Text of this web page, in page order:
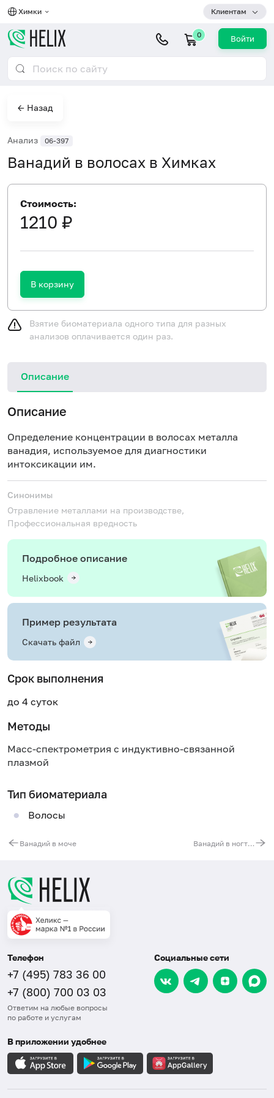
Химки Клиентам
0 Войти
← Назад
Анализ 06-397
Ванадий в волосах в Химках
Стоимость:
1210 ₽
В корзину
Взятие биоматериала одного типа для разных
анализов оплачивается один раз.
Описание
Описание
Определение концентрации в волосах металла
ванадия, используемое для диагностики
интоксикации им.
Синонимы
Отравление металлами на производстве,
Профессиональная вредность
Подробное описание
Helixbook
Пример результата
Скачать файл
Срок выполнения
до 4 суток
Методы
Масс-спектрометрия с индуктивно-связанной
плазмой
Тип биоматериала
Волосы
Ванадий в моче Ванадий в ногтях
Телефон
+7 (495) 783 36 00
+7 (800) 700 03 03
Ответим на любые вопросы
по работе и услугам
Социальные сети
В приложении удобнее